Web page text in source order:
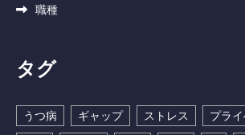
職種
タグ
うつ病 ギャップ ストレス プラ